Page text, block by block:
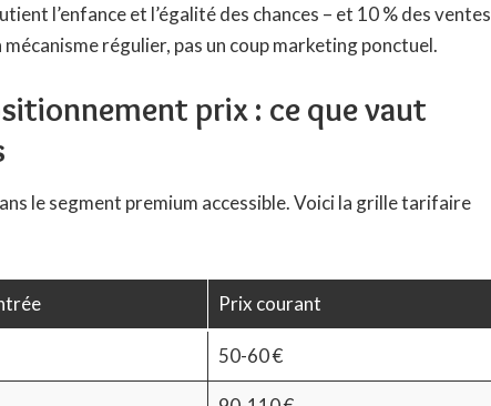
l’enfance et l’égalité des chances – et 10 % des ventes
régulier, pas un coup marketing ponctuel.
prix : ce que vaut
le segment premium accessible. Voici la grille tarifaire
Prix courant
50-60 €